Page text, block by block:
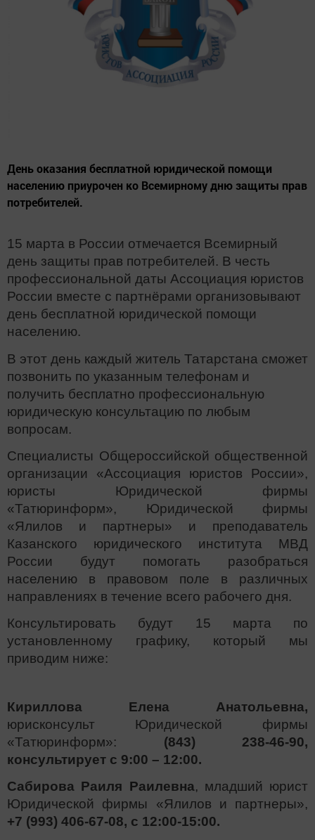
День оказания бесплатной юридической помощи
населению приурочен ко Всемирному дню защиты прав
потребителей.
15 марта в России отмечается Всемирный
день защиты прав потребителей. В честь
профессиональной даты Ассоциация юристов
России вместе с партнёрами организовывают
день бесплатной юридической помощи
населению.
В этот день каждый житель Татарстана сможет
позвонить по указанным телефонам и
получить бесплатно профессиональную
юридическую консультацию по любым
вопросам.
Специалисты Общероссийской общественной
организации «Ассоциация юристов России»,
юристы Юридической фирмы
«Татюринформ», Юридической фирмы
«Ялилов и партнеры» и преподаватель
Казанского юридического института МВД
России будут помогать разобраться
населению в правовом поле в различных
направлениях в течение всего рабочего дня.
Консультировать будут 15 марта по
установленному графику, который мы
приводим ниже:
Кириллова Елена Анатольевна,
юрисконсульт Юридической фирмы
«Татюринформ»: (843) 238-46-90,
консультирует с 9:00 – 12:00.
Сабирова Раиля Раилевна, младший юрист
Юридической фирмы «Ялилов и партнеры»,
+7 (993) 406-67-08, с 12:00-15:00.